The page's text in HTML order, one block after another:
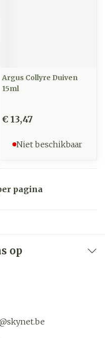
Argus Collyre Duiven
15ml
€ 13,47
Niet beschikbaar
pagina
op
skynet.be